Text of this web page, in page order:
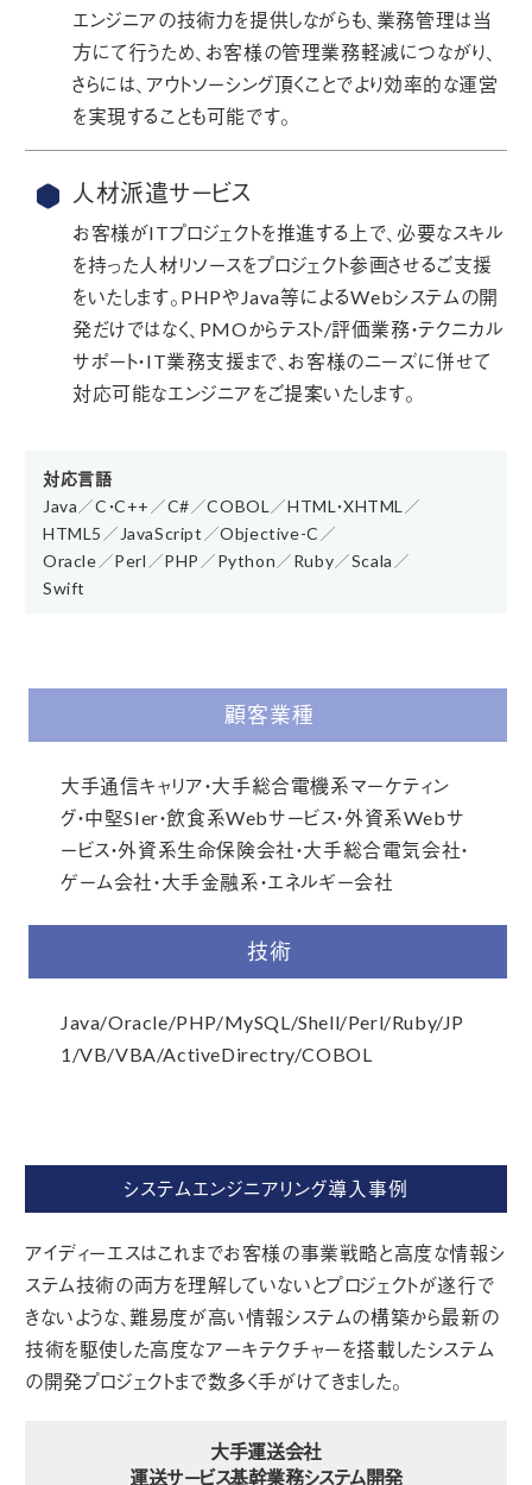
エンジニアの技術力を提供しながらも、業務管理は当
方にて行うため、お客様の管理業務軽減につながり、
さらには、アウトソーシング頂くことでより効率的な運営
を実現することも可能です。
人材派遣サービス
お客様がITプロジェクトを推進する上で、必要なスキル
を持った人材リソースをプロジェクト参画させるご支援
をいたします。PHPやJava等によるWebシステムの開
発だけではなく、PMOからテスト/評価業務・テクニカル
サポート・IT業務支援まで、お客様のニーズに併せて
対応可能なエンジニアをご提案いたします。
対応言語
Java／C・C++／C#／COBOL／HTML・XHTML／
HTML5／JavaScript／Objective-C／
Oracle／Perl／PHP／Python／Ruby／Scala／
Swift
顧客業種
大手通信キャリア・大手総合電機系マーケティン
グ・中堅SIer・飲食系Webサービス・外資系Webサ
ービス・外資系生命保険会社・大手総合電気会社・
ゲーム会社・大手金融系・エネルギー会社
技術
Java/Oracle/PHP/MySQL/Shell/Perl/Ruby/JP
1/VB/VBA/ActiveDirectry/COBOL
システムエンジニアリング導入事例
アイディーエスはこれまでお客様の事業戦略と高度な情報シ
ステム技術の両方を理解していないとプロジェクトが遂行で
きないような、難易度が高い情報システムの構築から最新の
技術を駆使した高度なアーキテクチャーを搭載したシステム
の開発プロジェクトまで数多く手がけてきました。
大手運送会社
運送サービス基幹業務システム開発